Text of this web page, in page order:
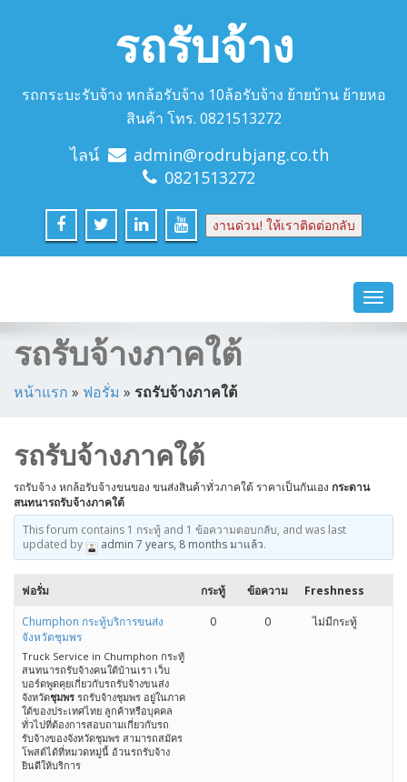
รถรับจ้าง
รถกระบะรับจ้าง หกล้อรับจ้าง 10ล้อรับจ้าง ย้ายบ้าน ย้ายหอ
สินค้า โทร. 0821513272
ไลน์
admin@rodrubjang.co.th
0821513272
งานด่วน! ให้เราติดต่อกลับ
รถรับจ้างภาคใต้
หน้าแรก » ฟอรั่ม » รถรับจ้างภาคใต้
รถรับจ้างภาคใต้
รถรับจ้าง หกล้อรับจ้างขนของ ขนส่งสินค้าทั่วภาคใต้ ราคาเป็นกันเอง กระดาน
สนทนารถรับจ้างภาคใต้
This forum contains 1 กระทู้ and 1 ข้อความตอบกลับ, and was last
updated by
admin 7 years, 8 months มาแล้ว.
ฟอรั่ม กระทู้ ข้อความ
Freshness
Chumphon กระทู้บริการขนส่ง
จังหวัดชุมพร
Truck Service in Chumphon กระทู้
สนทนารถรับจ้างคนใต้บ้านเรา เว็บ
บอร์ดพูดคุยเกี่ยวกับรถรับจ้างขนส่ง
จังหวัดชุมพร รถรับจ้างชุมพร อยู่ในภาค
ใต้ของประเทศไทย ลูกค้าหรือบุคคล
ทั่วไปที่ต้องการสอบถามเกี่ยวกับรถ
รับจ้างของจังหวัดชุมพร สามารถสมัคร
โพสต์ได้ที่หมวดหมู่นี้ อ้วนรถรับจ้าง
ยินดีให้บริการ
0 0 ไม่มีกระทู้